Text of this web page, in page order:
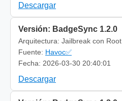
Descargar
Versión: BadgeSync 1.2.0
Arquitectura: Jailbreak con Root
Fuente: Havoc✅
Fecha: 2026-03-30 20:40:01
Descargar